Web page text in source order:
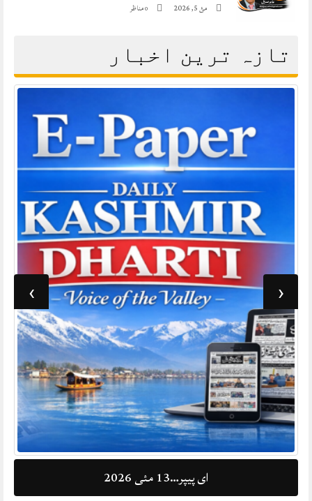
مئ 5, 2026 0مناظر
تازہ ترین اخبار
ای پیپر…11 مئی 2026
‹
›